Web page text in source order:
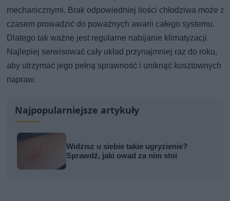
mechanicznymi. Brak odpowiedniej ilości chłodziwa może z
czasem prowadzić do poważnych awarii całego systemu.
Dlatego tak ważne jest regularne nabijanie klimatyzacji.
Najlepiej serwisować cały układ przynajmniej raz do roku,
aby utrzymać jego pełną sprawność i uniknąć kosztownych
napraw.
Najpopularniejsze artykuły
Widzisz u siebie takie ugryzienie?
Sprawdź, jaki owad za nim stoi